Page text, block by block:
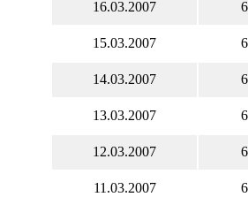
16.03.2007
15.03.2007
14.03.2007
13.03.2007
12.03.2007
11.03.2007